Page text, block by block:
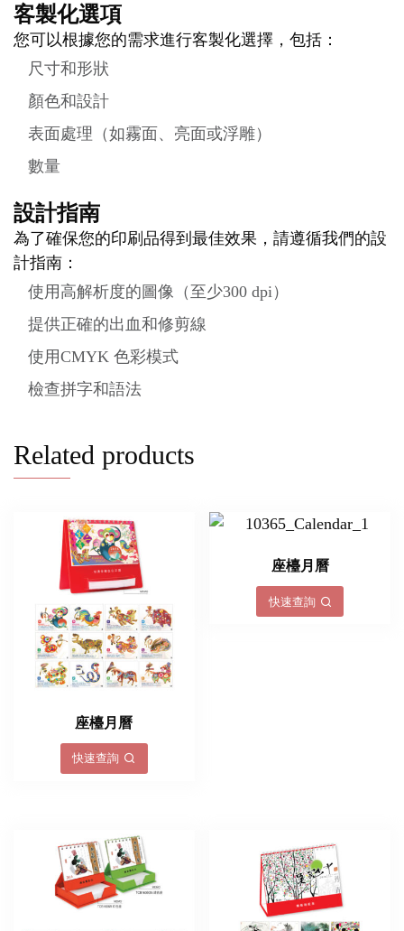
客製化選項
您可以根據您的需求進行客製化選擇，包括：
尺寸和形狀
顏色和設計
表面處理（如霧面、亮面或浮雕）
數量
設計指南
為了確保您的印刷品得到最佳效果，請遵循我們的設
計指南：
使用高解析度的圖像（至少300 dpi）
提供正確的出血和修剪線
使用CMYK 色彩模式
檢查拼字和語法
Related products
座檯月曆
快速查詢
座檯月曆
快速查詢